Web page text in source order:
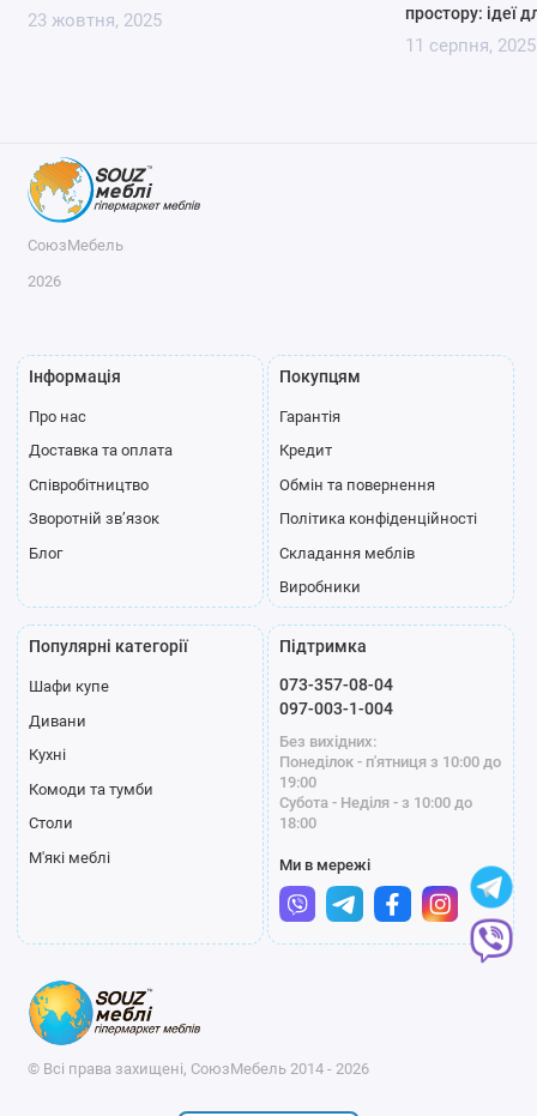
23 жовтня, 2025
простору: ідеї
11 серпня, 2025
СоюзМебель
2026
Інформація
Про нас
Доставка та оплата
Співробітництво
Зворотній зв’язок
Блог
Покупцям
Гарантія
Кредит
Обмін та повернення
Політика конфіденційності
Складання меблів
Виробники
Популярні категорії
Шафи купе
Дивани
Кухні
Комоди та тумби
Столи
М'які меблі
Підтримка
073-357-08-04
097-003-1-004
Без вихідних:
Понеділок - п'ятниця з 10:00 до
19:00
Субота - Неділя - з 10:00 до
18:00
Ми в мережі
© Всі права захищені, СоюзМебель 2014 - 2026